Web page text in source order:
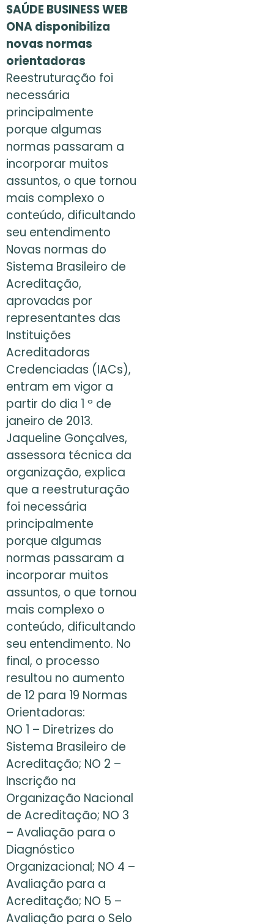
SAÚDE BUSINESS WEB
ONA disponibiliza
novas normas
orientadoras
Reestruturação foi
necessária
principalmente
porque algumas
normas passaram a
incorporar muitos
assuntos, o que tornou
mais complexo o
conteúdo, dificultando
seu entendimento
Novas normas do
Sistema Brasileiro de
Acreditação,
aprovadas por
representantes das
Instituições
Acreditadoras
Credenciadas (IACs),
entram em vigor a
partir do dia 1 º de
janeiro de 2013.
Jaqueline Gonçalves,
assessora técnica da
organização, explica
que a reestruturação
foi necessária
principalmente
porque algumas
normas passaram a
incorporar muitos
assuntos, o que tornou
mais complexo o
conteúdo, dificultando
seu entendimento. No
final, o processo
resultou no aumento
de 12 para 19 Normas
Orientadoras:
NO 1 – Diretrizes do
Sistema Brasileiro de
Acreditação; NO 2 –
Inscrição na
Organização Nacional
de Acreditação; NO 3
– Avaliação para o
Diagnóstico
Organizacional; NO 4 –
Avaliação para a
Acreditação; NO 5 –
Avaliação para o Selo